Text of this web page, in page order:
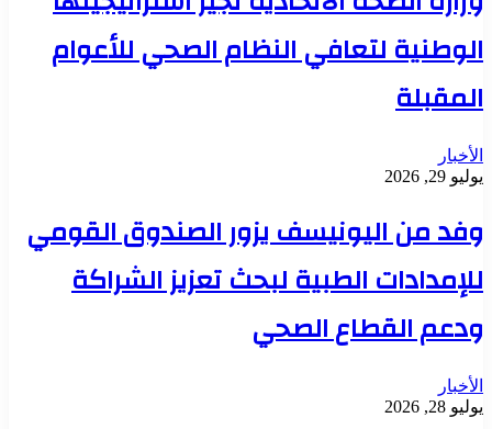
الوطنية لتعافي النظام الصحي للأعوام
المقبلة
الأخبار
يوليو 29, 2026
وفد من اليونيسف يزور الصندوق القومي
للإمدادات الطبية لبحث تعزيز الشراكة
ودعم القطاع الصحي
الأخبار
يوليو 28, 2026